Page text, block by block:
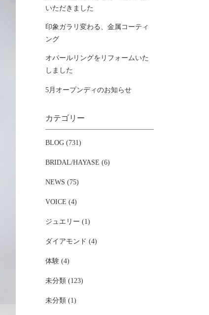
いただきました
印象ガラリ変わる、金属コーティ
ング
オパールリングをリフォームいた
しました
5月オープンディのお知らせ
カテゴリー
BLOG (731)
BRIDAL/HAYASE (6)
NEWS (75)
VOICE (4)
ジュエリー (1)
ダイアモンド (4)
体験 (4)
未分類 (123)
未分類 (1)